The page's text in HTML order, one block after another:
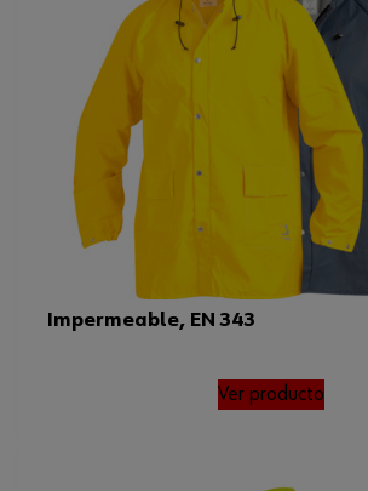
Impermeable, EN 343
Ver producto